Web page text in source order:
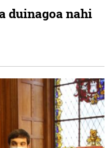
duinagoa nahi